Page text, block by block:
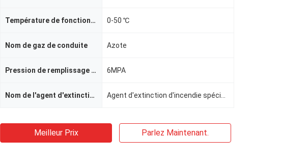
Température de fonctionnement 0-50 ℃
Nom de gaz de conduite Azote
Pression de remplissage de la bouteille de conduite 6MPA
Nom de l'agent d'extinction d'incendie
Meilleur Prix Parlez Maintenant.